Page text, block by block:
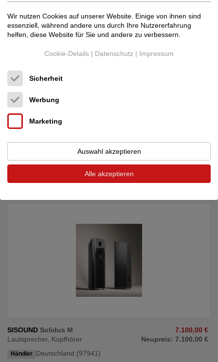
SISOUND
Lautsprecher, Kopfhörer
Solidus X Standlautsprecher. Ein fortschrittliches Design mit
planaren Bändchenhochtönern und Bass in ...
SISOUND Solidus M
Lautsprecher, Kopfhörer
Händler Deutschland (97941)
7.100,00 €
Neupreis: 7.100,00 €
Wir nutzen Cookies auf unserer Website. Einige von ihnen sind
essenziell, während andere uns durch Ihre Nutzererfahrung
helfen, diese Website für Sie und andere zu verbessern.
Cookie-Details | Datenschutz | Impressum
Sicherheit
Werbung
Marketing
Auswahl akzeptieren
Alle akzeptieren